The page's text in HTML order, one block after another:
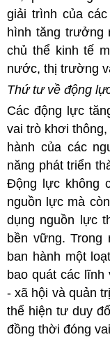
giải trình của
hình tăng trưởng
chủ thể kinh tế
nước, thị trường
Thứ tư về động
Các động lực
vai trò khơi
hành của các
năng phát triển
Động lực không
nguồn lực mà
dụng nguồn lực
bền vững. Trong
ban hành một
bao quát các
- xã hội và quản
thể hiện tư duy
đồng thời đóng